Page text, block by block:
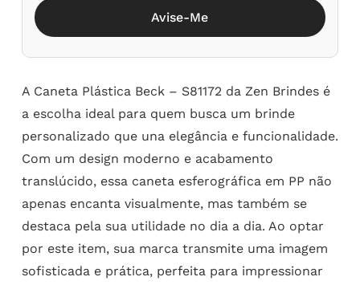
Avise-Me
A Caneta Plástica Beck – S81172 da Zen Brindes é
a escolha ideal para quem busca um brinde
personalizado que una elegância e funcionalidade.
Com um design moderno e acabamento
translúcido, essa caneta esferográfica em PP não
apenas encanta visualmente, mas também se
destaca pela sua utilidade no dia a dia. Ao optar
por este item, sua marca transmite uma imagem
sofisticada e prática, perfeita para impressionar